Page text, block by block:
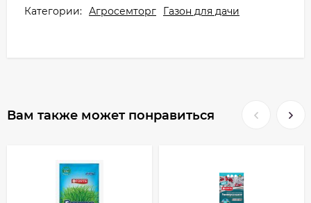
Категории: Агросемторг Газон для дачи
Вам также может понравиться